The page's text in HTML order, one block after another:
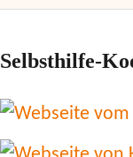
Selbsthilfe-